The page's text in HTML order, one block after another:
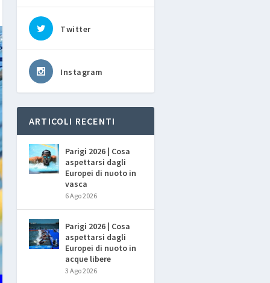
Twitter
Instagram
ARTICOLI RECENTI
Parigi 2026 | Cosa
aspettarsi dagli
Europei di nuoto in
vasca
6 Ago 2026
Parigi 2026 | Cosa
aspettarsi dagli
Europei di nuoto in
acque libere
3 Ago 2026